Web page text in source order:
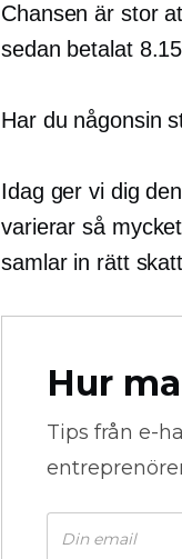
Chansen är stor
sedan betalat
Har du någonsin
Idag ger vi dig
varierar så
samlar in rätt
Hur
Tips från e-